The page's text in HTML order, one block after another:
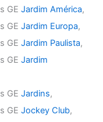
GEJardim América,
GEJardim Europa,
GEJardim Paulista,
GEJardim
GEJardins,
GEJockey Club,